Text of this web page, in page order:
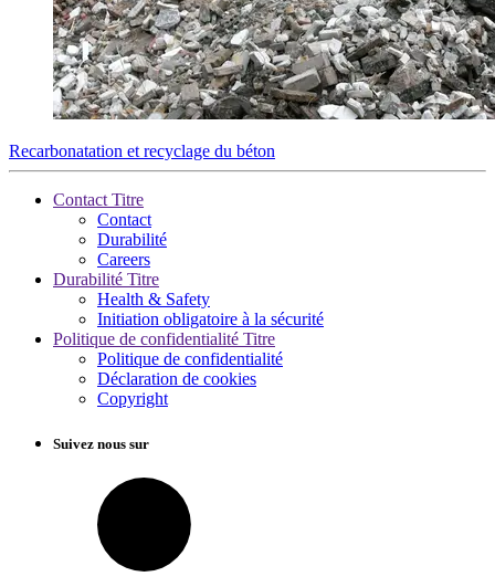
Recarbonatation et recyclage du béton
Contact Titre
Contact
Durabilité
Careers
Durabilité Titre
Health & Safety
Initiation obligatoire à la sécurité
Politique de confidentialité Titre
Politique de confidentialité
Déclaration de cookies
Copyright
Suivez nous sur